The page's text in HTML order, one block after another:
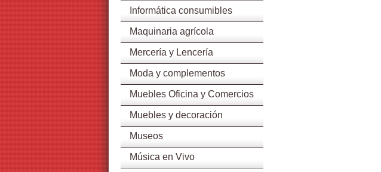
Informática consumibles
Maquinaria agrícola
Mercería y Lencería
Moda y complementos
Muebles Oficina y Comercios
Muebles y decoración
Museos
Música en Vivo